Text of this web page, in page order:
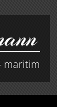
maritim